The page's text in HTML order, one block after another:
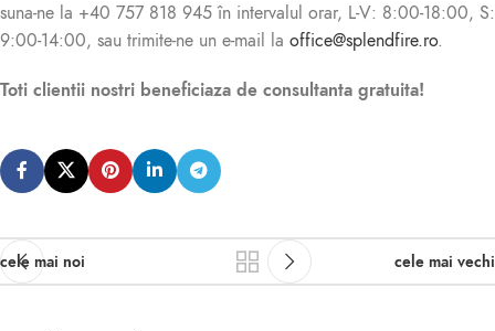
suna-ne la +40 757 818 945 în intervalul orar, L-V: 8:00-18:00, S:
9:00-14:00, sau trimite-ne un e-mail la office@splendfire.ro.
Toti clientii nostri beneficiaza de consultanta gratuita!
cele mai noi cele mai vechi